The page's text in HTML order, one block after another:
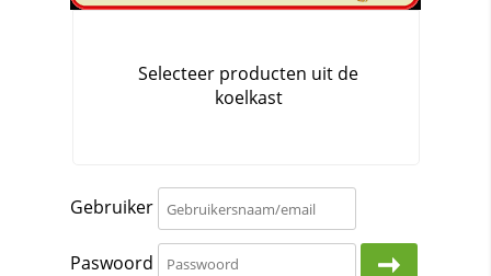
Gebruiker
Paswoord